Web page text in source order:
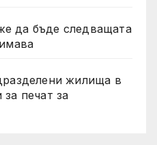
да бъде следващата
жилища в
печат за